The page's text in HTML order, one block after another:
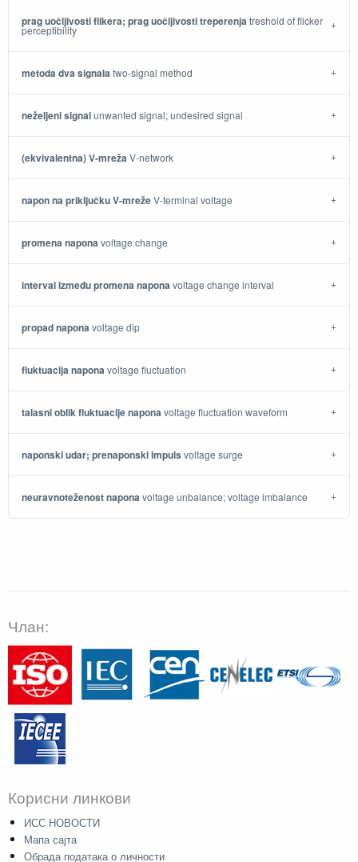
prag uočljivosti flikera; prag uočljivosti treperenjatreshold of flicker
perceptibility
metoda dva signalatwo-signal method
neželjeni signalunwanted signal; undesired signal
(ekvivalentna) V-mrežaV-network
napon na priključku V-mrežeV-terminal voltage
promena naponavoltage change
interval između promena naponavoltage change interval
propad naponavoltage dip
fluktuacija naponavoltage fluctuation
talasni oblik fluktuacije naponavoltage fluctuation waveform
naponski udar; prenaponski impuls voltage surge
neuravnoteženost naponavoltage unbalance; voltage imbalance
Члан:
Корисни линкови
ИСС НОВОСТИ
Мапа сајта
Обрада података о личности